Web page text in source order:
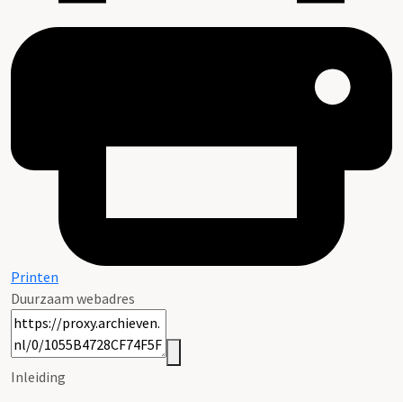
Printen
Duurzaam webadres
Inleiding